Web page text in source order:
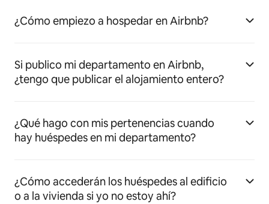
¿Cómo empiezo a hospedar en Airbnb?
Si publico mi departamento en Airbnb,
¿tengo que publicar el alojamiento entero?
¿Qué hago con mis pertenencias cuando
hay huéspedes en mi departamento?
¿Cómo accederán los huéspedes al edificio
o a la vivienda si yo no estoy ahí?